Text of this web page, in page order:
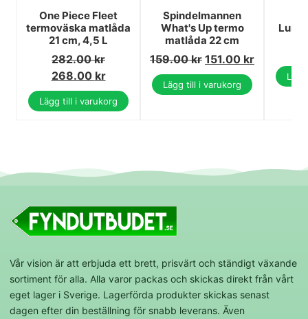
One Piece Fleet
termoväska matlåda
21 cm, 4,5 L
282.00kr
268.00 kr
Lägg till i varukorg
Spindelmannen
What's Up termo
matlåda 22 cm
159.00kr 151.00 kr
Lägg till i varukorg
Vår vision är att erbjuda ett brett, prisvärt och ständigt växande
sortiment för alla. Alla varor packas och skickas direkt från vårt
eget lager i Sverige. Lagerförda produkter skickas senast
dagen efter din beställning för snabb leverans. Även